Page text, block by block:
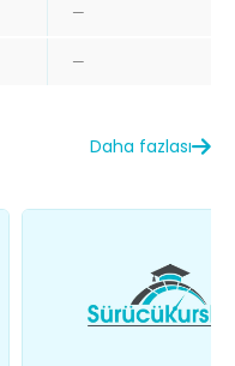
—
—
Daha fazlası